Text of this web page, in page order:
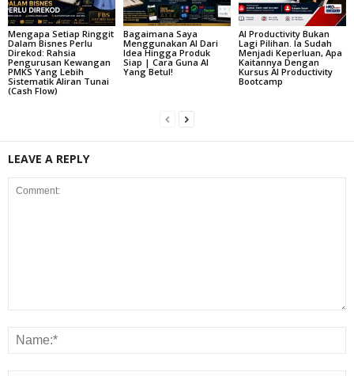
Mengapa Setiap Ringgit
Dalam Bisnes Perlu
Direkod: Rahsia
Pengurusan Kewangan
PMKS Yang Lebih
Sistematik Aliran Tunai
(Cash Flow)
Bagaimana Saya
Menggunakan AI Dari
Idea Hingga Produk
Siap | Cara Guna AI
Yang Betul!
AI Productivity Bukan
Lagi Pilihan. Ia Sudah
Menjadi Keperluan, Apa
Kaitannya Dengan
Kursus AI Productivity
Bootcamp
LEAVE A REPLY